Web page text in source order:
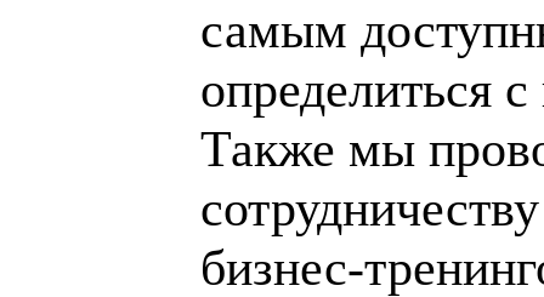
самым
определиться
Также мы
бизнес-